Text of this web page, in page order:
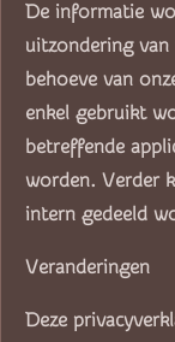
De informatie
uitzondering van
behoeve van
enkel gebruikt
betreffende
worden. Verder
intern gedeeld
Veranderingen
Deze